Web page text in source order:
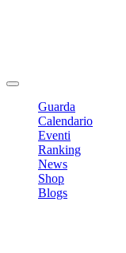
Guarda
Calendario
Eventi
Ranking
News
Shop
Blogs